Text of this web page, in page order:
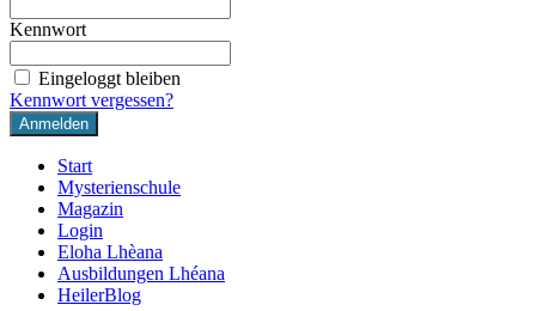
Kennwort
Eingeloggt bleiben
Kennwort vergessen?
Start
Mysterienschule
Magazin
Login
Eloha Lhèana
Ausbildungen Lhéana
HeilerBlog